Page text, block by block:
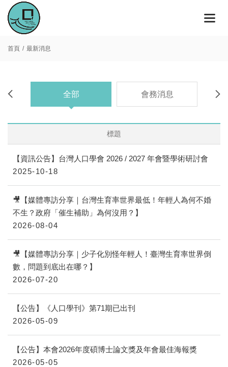
首頁 最新消息
全部 會務消息
標題
【資訊公告】台灣人口學會 2026 / 2027 年會暨學術研討會
2025-10-18
🎥【媒體專訪分享｜台灣生育率世界最低！年輕人為何不婚
不生？政府「催生補助」為何沒用？】
2026-08-04
🎥【媒體專訪分享｜少子化別怪年輕人！臺灣生育率世界倒
數，問題到底出在哪？】
2026-07-20
【公告】《人口學刊》第71期已出刊
2026-05-09
【公告】本會2026年度碩博士論文獎及年會最佳海報獎
2026-05-05